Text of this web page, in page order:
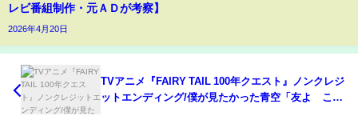
レビ番組制作・元ＡＤが考察】
2026年4月20日
TVアニメ『FAIRY TAIL 100年クエスト』ノンクレジ
ットエンディング/僕が見たかった青空「友よ ここ